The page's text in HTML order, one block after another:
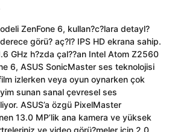
ZenFone 6, kullan?c?lara detayl?
görü? aç?l? IPS HD ekrana sahip.
GHz h?zda çal??an Intel Atom Z2560
6, ASUS SonicMaster ses teknolojisi
izlerken veya oyun oynarken çok
sunan sanal çevresel ses
ASUS’a özgü PixelMaster
13.0 MP’lik ana kamera ve yüksek
ve video görü?meler için 2.0